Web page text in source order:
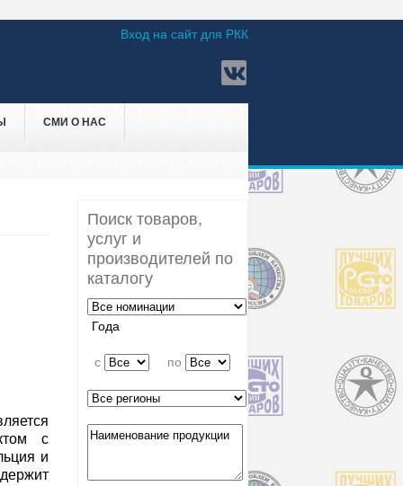
Вход на сайт для РКК
СМИ О НАС
с
и
Поиск товаров,
услуг и
производителей по
каталогу
Года
c по